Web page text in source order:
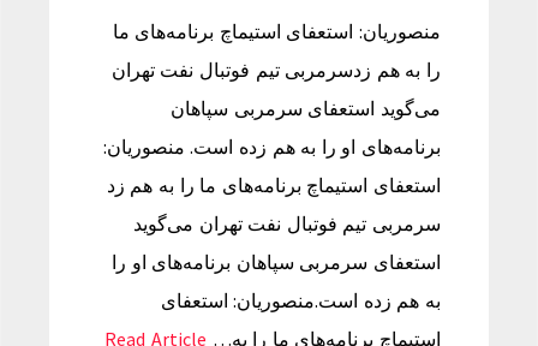
منصوریان: استعفای استیماچ برنامه‌های ما
را به هم زدسرمربی تیم فوتبال نفت تهران
می‌گوید استعفای سرمربی سپاهان
برنامه‌های او را به هم زده است. منصوریان:
استعفای استیماچ برنامه‌های ما را به هم زد
سرمربی تیم فوتبال نفت تهران می‌گوید
استعفای سرمربی سپاهان برنامه‌های او را
به هم زده است.منصوریان: استعفای
استیماچ برنامه‌های ما را به… Read Article